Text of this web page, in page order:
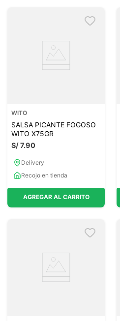
WITO
SALSA PICANTE FOGOSO
WITO X75GR
S/7.90
Delivery
Recojo en tienda
AGREGAR AL CARRITO